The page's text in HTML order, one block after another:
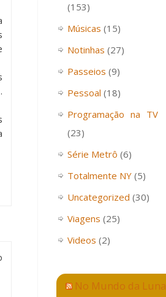
(153)
Músicas (15)
Notinhas (27)
Passeios (9)
Pessoal (18)
Programação na TV
(23)
Série Metrô (6)
Totalmente NY (5)
Uncategorized (30)
Viagens (25)
Videos (2)
No Mundo da Luna